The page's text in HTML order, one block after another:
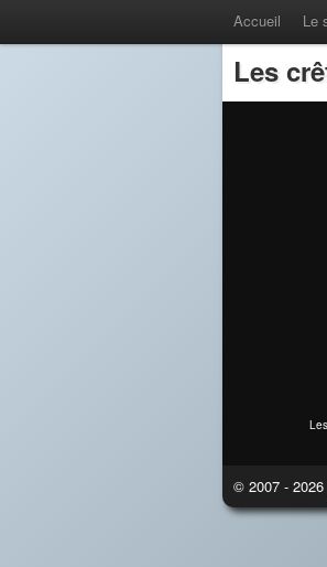
Accueil Le
Les
© 2007 - 2026